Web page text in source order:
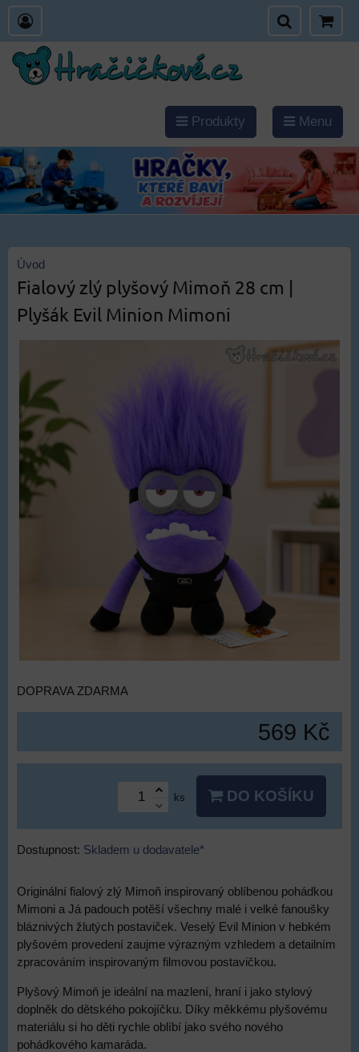
Produkty Menu
Úvod
Fialový zlý plyšový Mimoň 28 cm |
Plyšák Evil Minion Mimoni
DOPRAVA ZDARMA
569 Kč
ks DO KOŠÍKU
Dostupnost: Skladem u dodavatele*
Originální fialový zlý Mimoň inspirovaný oblíbenou pohádkou
Mimoni a Já padouch potěší všechny malé i velké fanoušky
bláznivých žlutých postaviček. Veselý Evil Minion v hebkém
plyšovém provedení zaujme výrazným vzhledem a detailním
zpracováním inspirovaným filmovou postavičkou.
Plyšový Mimoň je ideální na mazlení, hraní i jako stylový
doplněk do dětského pokojíčku. Díky měkkému plyšovému
materiálu si ho děti rychle oblíbí jako svého nového
pohádkového kamaráda.